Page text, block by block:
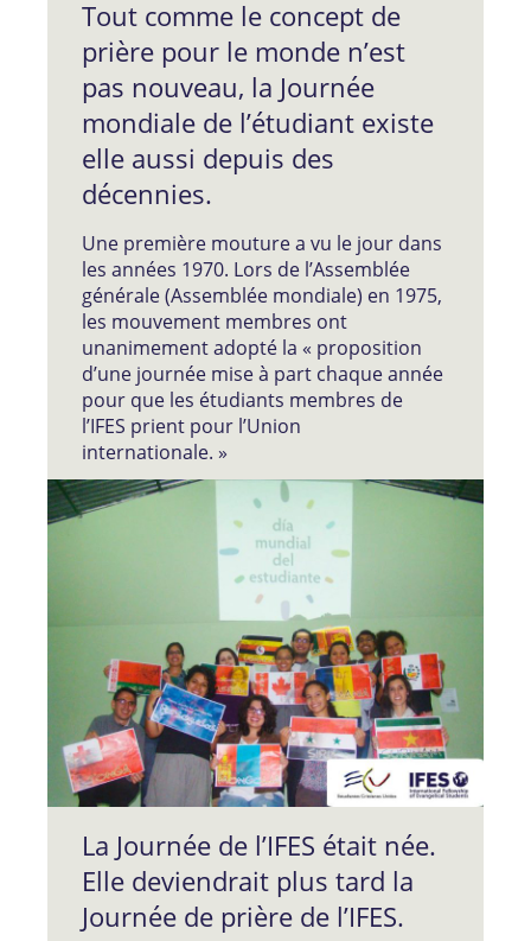
Tout comme le concept de
prière pour le monde n’est
pas nouveau, la Journée
mondiale de l’étudiant existe
elle aussi depuis des
décennies.
Une première mouture a vu le jour dans
les années 1970. Lors de l’Assemblée
générale (Assemblée mondiale) en 1975,
les mouvement membres ont
unanimement adopté la « proposition
d’une journée mise à part chaque année
pour que les étudiants membres de
l’IFES prient pour l’Union
internationale. »
La Journée de l’IFES était née.
Elle deviendrait plus tard la
Journée de prière de l’IFES.